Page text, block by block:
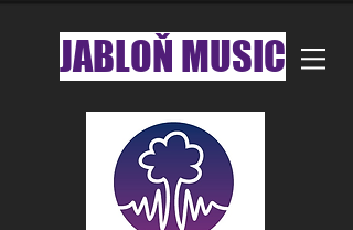
JABLOŇ MUSIC